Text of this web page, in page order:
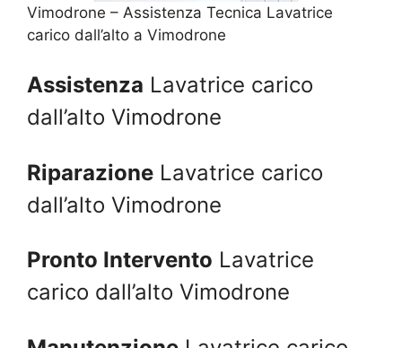
Vimodrone – Assistenza Tecnica Lavatrice
carico dall’alto a Vimodrone
Assistenza Lavatrice carico
dall’alto Vimodrone
Riparazione Lavatrice carico
dall’alto Vimodrone
Pronto Intervento Lavatrice
carico dall’alto Vimodrone